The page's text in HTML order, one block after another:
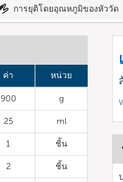
การยุติโดยอุณหภูมิของหัววัด
ค่า หน่วย
900 g
25 ml
1 ชิ้น
2 ชิ้น